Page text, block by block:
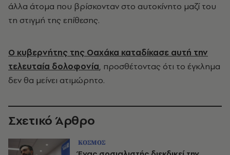
άλλα άτομα που βρίσκονταν στο αυτοκίνητο μαζί του
τη στιγμή της επίθεσης.
Ο κυβερνήτης της Οαχάκα καταδίκασε αυτή την
τελευταία δολοφονία, προσθέτοντας ότι το έγκλημα
δεν θα μείνει ατιμώρητο.
Σχετικό Άρθρο
ΚΟΣΜΟΣ